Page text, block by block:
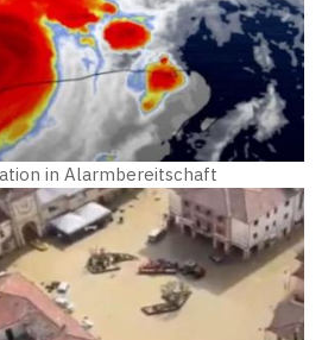
in Alarmbereitschaft